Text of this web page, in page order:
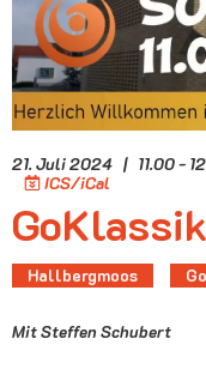
21. Juli 2024 | 11.00 -
ICS/iCal
GoKlassik
Hallbergmoos
Mit Steffen Schubert